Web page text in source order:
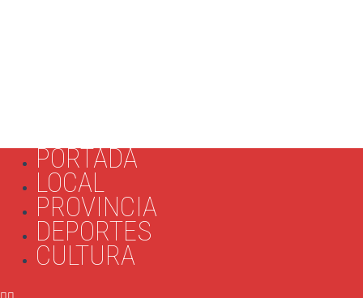
PORTADA
LOCAL
PROVINCIA
DEPORTES
CULTURA